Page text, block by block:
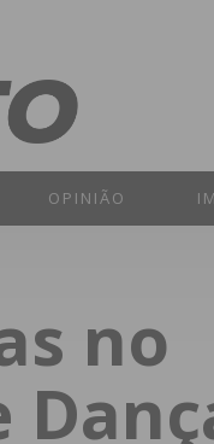
OPINIÃO
no